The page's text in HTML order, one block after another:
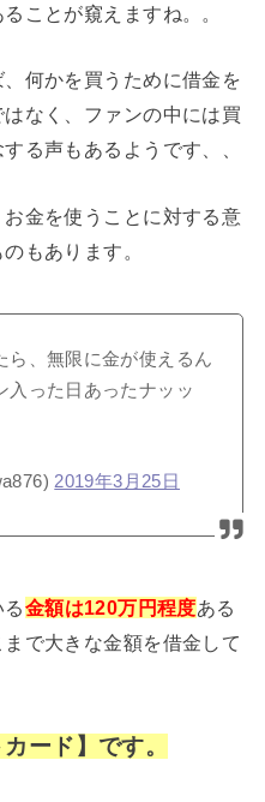
ことが窺えますね。。
何かを買うために借金を
なく、ファンの中には買
る声もあるようです、、
金を使うことに対する意
もあります。
ら、無限に金が使えるん
入った日あったナッッ
2019年3月25日
金額は120万円程度ある
で大きな金額を借金して
ード】です。